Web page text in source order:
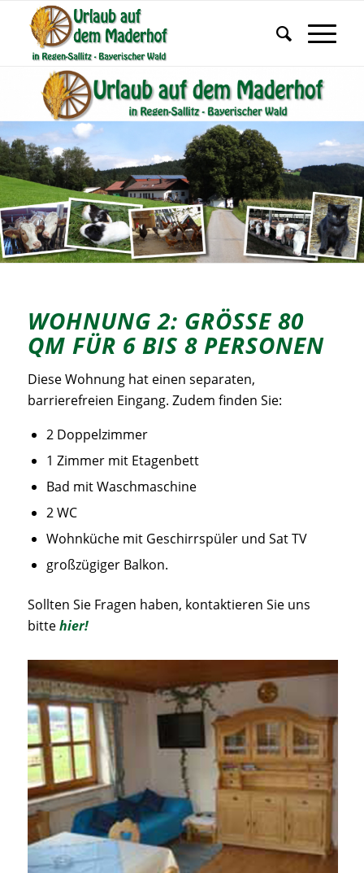
WOHNUNG 2: GRÖSSE 80 Q
M FÜR 6 BIS 8 PERSONEN
Diese Wohnung hat einen separaten,
barrierefreien Eingang. Zudem finden Sie:
2 Doppelzimmer
1 Zimmer mit Etagenbett
Bad mit Waschmaschine
2 WC
Wohnküche mit Geschirrspüler und Sat TV
großzügiger Balkon.
Sollten Sie Fragen haben, kontaktieren Sie uns
bittehier!